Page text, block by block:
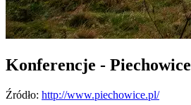
Konferencje - Piechowice
Źródło: http://www.piechowice.pl/